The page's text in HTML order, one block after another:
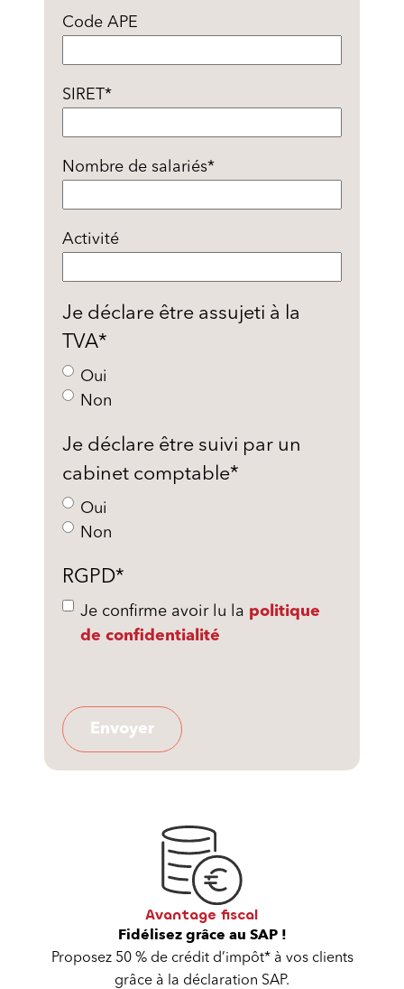
Code APE
SIRET*
Nombre de salariés*
Activité
Je déclare être assujeti à la
TVA*
Oui
Non
Je déclare être suivi par un
cabinet comptable*
Oui
Non
RGPD*
Je confirme avoir lu la politique
de confidentialité
Avantage fiscal
Fidélisez grâce au SAP !
Proposez 50 % de crédit d’impôt* à vos clients
grâce à la déclaration SAP.